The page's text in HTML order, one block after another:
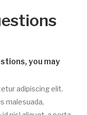
you may
adipiscing elit.
malesuada,